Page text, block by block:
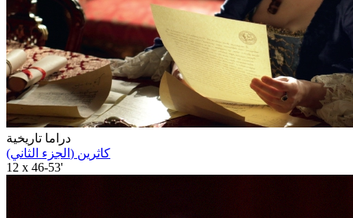
دراما تاريخية
(الجزء الثاني) كاثرين
12 x 46-53'